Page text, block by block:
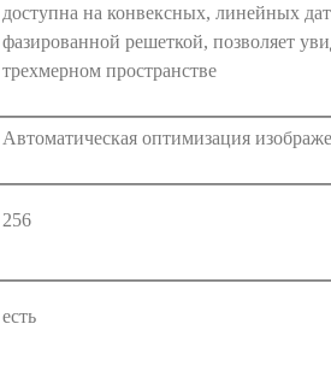
доступна на конвексных, линейных
фазированной решеткой, позволяет
трехмерном пространстве
Автоматическая оптимизация
256
есть